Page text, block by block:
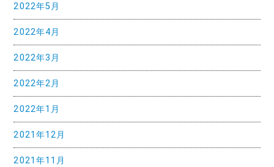
2022年5月
2022年4月
2022年3月
2022年2月
2022年1月
2021年12月
2021年11月